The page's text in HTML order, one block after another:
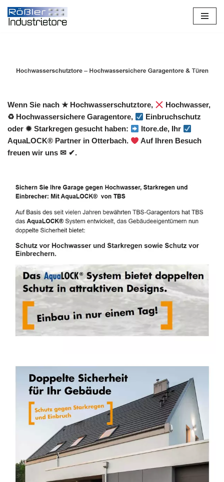
Zum
Wenn Sie nach ★ Hochwasserschutztore,
Hochwasser,
♻ Hochwassersichere Garagentore,
Einbruchschutz
oder ✹ Starkregen gesucht haben:
Itore.de, Ihr
AquaLOCK® Partner in Otterbach.
Auf Ihren Besuch
freuen wir uns ✉ ✔.